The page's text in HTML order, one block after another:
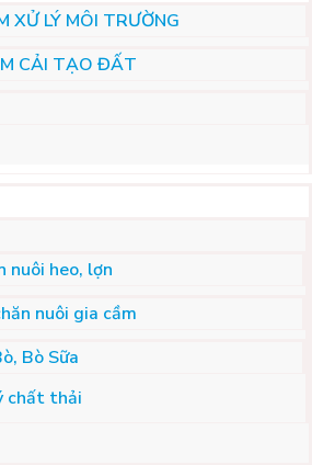
XỬ LÝ MÔI TRƯỜNG
CẢI TẠO ĐẤT
nuôi heo, lợn
nuôi gia cầm
Bò Sữa
chất thải